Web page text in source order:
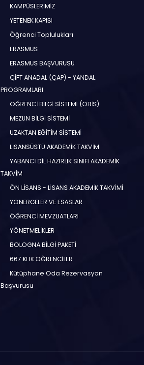
KAMPÜSLERİMİZ
YETENEK KAPISI
Öğrenci Toplulukları
ERASMUS
ERASMUS BAŞVURUSU
ÇİFT ANADAL (ÇAP) - YANDAL
PROGRAMLARI
ÖĞRENCİ BİLGİ SİSTEMİ (ÖBİS)
MEZUN BİLGİ SİSTEMİ
UZAKTAN EĞİTİM SİSTEMİ
LİSANSÜSTÜ AKADEMİK TAKVİM
YABANCI DİL HAZIRLIK SINIFI AKADEMİK
TAKVİM
ÖN LİSANS - LİSANS AKADEMİK TAKVİMİ
YÖNERGELER VE ESASLAR
ÖĞRENCİ MEVZUATLARI
YÖNETMELİKLER
BOLOGNA BİLGİ PAKETİ
667 KHK ÖĞRENCİLER
Kütüphane Oda Rezervasyon
Başvurusu